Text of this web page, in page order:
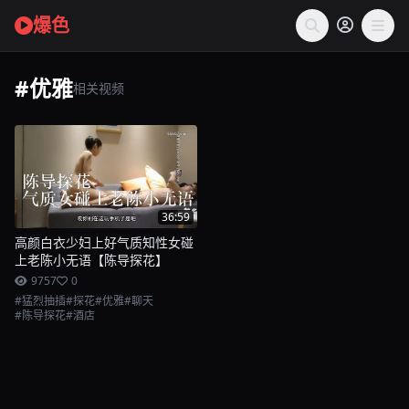
爆色
#优雅相关视频
36:59
高颜白衣少妇上好气质知性女碰
上老陈小无语【陈导探花】
9757
0
#猛烈抽插#探花#优雅#聊天
#陈导探花#酒店